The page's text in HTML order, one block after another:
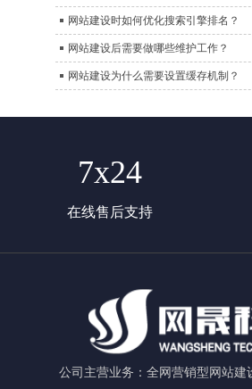
网站建设时如何优化搜索引擎排名？
网站建设后需要做哪些维护工作？
网站建设为什么需要设置缓存机制？
7x24
在线售后支持
公司主营业务：全网营销型网站建